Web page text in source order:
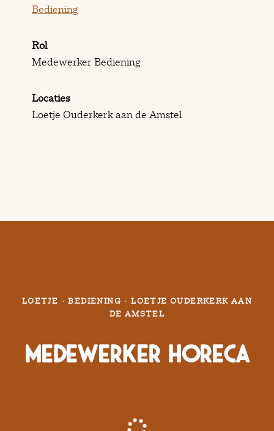
Bediening
Rol
Medewerker Bediening
Locaties
Loetje Ouderkerk aan de Amstel
LOETJE · BEDIENING · LOETJE OUDERKERK AAN
DE AMSTEL
Medewerker Horeca